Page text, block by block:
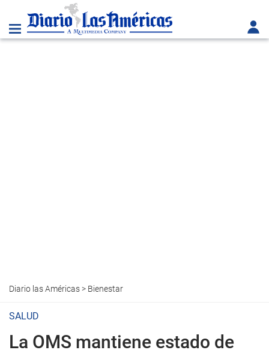
Diario las Américas> Bienestar
SALUD
La OMS mantiene estado de